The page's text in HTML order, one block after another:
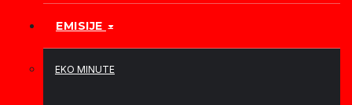
EMISIJE
EKO MINUTE